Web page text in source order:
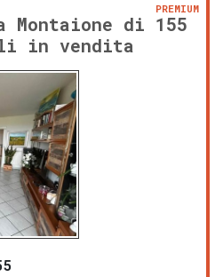
Montaione di 155
in vendita
PREMIUM